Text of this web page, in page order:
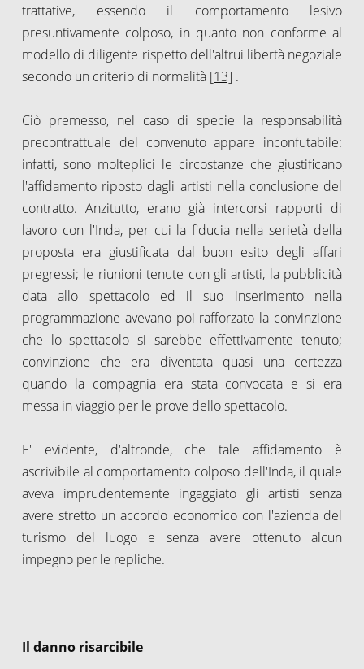
trattative, essendo il comportamento lesivo
presuntivamente colposo, in quanto non conforme al
modello di diligente rispetto dell'altrui libertà negoziale
secondo un criterio di normalità [13] .
Ciò premesso, nel caso di specie la responsabilità
precontrattuale del convenuto appare inconfutabile:
infatti, sono molteplici le circostanze che giustificano
l'affidamento riposto dagli artisti nella conclusione del
contratto. Anzitutto, erano già intercorsi rapporti di
lavoro con l'Inda, per cui la fiducia nella serietà della
proposta era giustificata dal buon esito degli affari
pregressi; le riunioni tenute con gli artisti, la pubblicità
data allo spettacolo ed il suo inserimento nella
programmazione avevano poi rafforzato la convinzione
che lo spettacolo si sarebbe effettivamente tenuto;
convinzione che era diventata quasi una certezza
quando la compagnia era stata convocata e si era
messa in viaggio per le prove dello spettacolo.
E' evidente, d'altronde, che tale affidamento è
ascrivibile al comportamento colposo dell'Inda, il quale
aveva imprudentemente ingaggiato gli artisti senza
avere stretto un accordo economico con l'azienda del
turismo del luogo e senza avere ottenuto alcun
impegno per le repliche.
Il danno risarcibile